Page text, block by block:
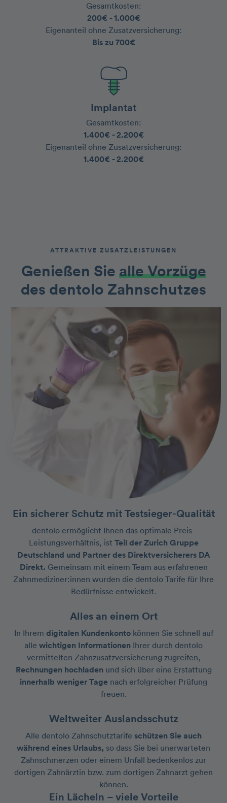
Gesamtkosten:
‍200€ - 1.000€
Eigenanteil ohne Zusatzversicherung:
‍Bis zu 700€
Implantat
Gesamtkosten:
‍1.400€ - 2.200€
‍Eigenanteil ohne Zusatzversicherung:
‍1.400€ - 2.200€
ATTRAKTIVE ZUSATZLEISTUNGEN
Genießen Sie alle Vorzüge
des dentolo Zahnschutzes
Ein sicherer Schutz mit Testsieger-Qualität
dentolo ermöglicht Ihnen das optimale Preis-
Leistungsverhältnis, ist Teil der Zurich Gruppe
Deutschland und Partner des Direktversicherers DA
Direkt. Gemeinsam mit einem Team aus erfahrenen
Zahn­mediziner:innen wurden die dentolo Tarife für Ihre
Bedürfnisse entwickelt.
Alles an einem Ort
In Ihrem digitalen Kundenkontokönnen Sie schnell auf
alle wichtigen Informationen Ihrer durch dentolo
vermittelten Zahnzusatzversicherung zugreifen,
Rechnungen hochladen und sich über eine Erstattung
innerhalb weniger Tage nach erfolgreicher Prüfung
freuen.
Weltweiter Auslandsschutz
Alle dentolo Zahnschutztarife schützen Sie auch
während eines Urlaubs, so dass Sie bei unerwarteten
Zahnschmerzen oder einem Unfall bedenkenlos zur
dortigen Zahnärztin bzw. zum dortigen Zahnarzt gehen
können.
Ein Lächeln – viele Vorteile